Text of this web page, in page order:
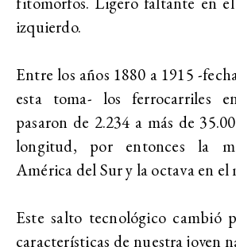
izquierdo.
Entre los años 1880 a 1915 -
esta toma- los ferrocarriles
pasaron de 2.234 a más de
longitud, por entonces la
América del Sur y la octava en el
Este salto tecnológico cambió
características de nuestra joven